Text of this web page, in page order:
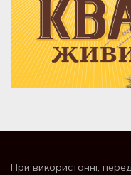
При використанні,